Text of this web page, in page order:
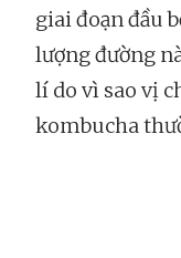
giai đoạn đầu
lượng đường
lí do vì sao vị
kombucha